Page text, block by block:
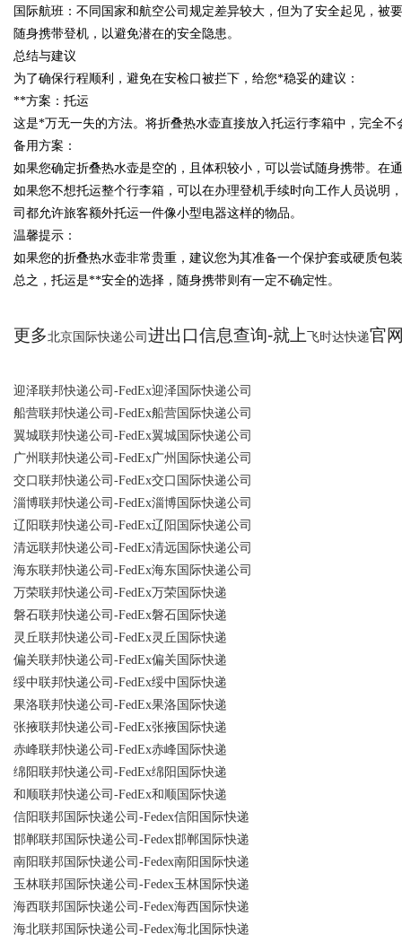
国际航班：不同国家和航空公司规定差异较大，但为了安全起见，
随身携带登机，以避免潜在的安全隐患。
总结与建议
为了确保行程顺利，避免在安检口被拦下，给您*稳妥的建议：
**方案：托运
这是*万无一失的方法。将折叠热水壶直接放入托运行李箱中，完全不
备用方案：
如果您确定折叠热水壶是空的，且体积较小，可以尝试随身携带。在
如果您不想托运整个行李箱，可以在办理登机手续时向工作人员说明
司都允许旅客额外托运一件像小型电器这样的物品。
温馨提示：
如果您的折叠热水壶非常贵重，建议您为其准备一个保护套或硬质包
总之，托运是**安全的选择，随身携带则有一定不确定性。
更多北京国际快递公司 进出口信息查询-就上 飞时达快递官
迎泽联邦快递公司-FedEx迎泽国际快递公司
船营联邦快递公司-FedEx船营国际快递公司
翼城联邦快递公司-FedEx翼城国际快递公司
广州联邦快递公司-FedEx广州国际快递公司
交口联邦快递公司-FedEx交口国际快递公司
淄博联邦快递公司-FedEx淄博国际快递公司
辽阳联邦快递公司-FedEx辽阳国际快递公司
清远联邦快递公司-FedEx清远国际快递公司
海东联邦快递公司-FedEx海东国际快递公司
万荣联邦快递公司-FedEx万荣国际快递
磐石联邦快递公司-FedEx磐石国际快递
灵丘联邦快递公司-FedEx灵丘国际快递
偏关联邦快递公司-FedEx偏关国际快递
绥中联邦快递公司-FedEx绥中国际快递
果洛联邦快递公司-FedEx果洛国际快递
张掖联邦快递公司-FedEx张掖国际快递
赤峰联邦快递公司-FedEx赤峰国际快递
绵阳联邦快递公司-FedEx绵阳国际快递
和顺联邦快递公司-FedEx和顺国际快递
信阳联邦国际快递公司-Fedex信阳国际快递
邯郸联邦国际快递公司-Fedex邯郸国际快递
南阳联邦国际快递公司-Fedex南阳国际快递
玉林联邦国际快递公司-Fedex玉林国际快递
海西联邦国际快递公司-Fedex海西国际快递
海北联邦国际快递公司-Fedex海北国际快递